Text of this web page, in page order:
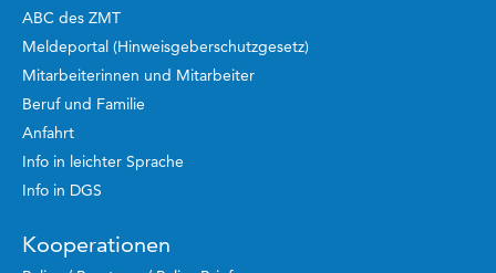
ABC des ZMT
Meldeportal (Hinweisgeberschutzgesetz)
Mitarbeiterinnen und Mitarbeiter
Beruf und Familie
Anfahrt
Info in leichter Sprache
Info in DGS
Kooperationen